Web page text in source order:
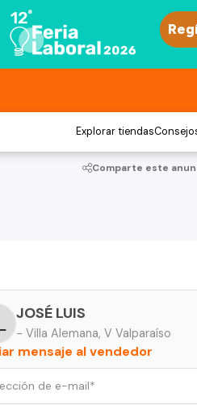
Explorar tiendas
Comparte este
JOSÉ LUIS
- Villa Alemana, V Valparaíso
mensaje al vendedor